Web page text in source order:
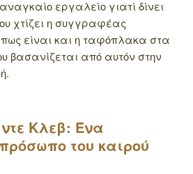
εργαλείο γιατί δίνει
χτίζει η συγγραφέας
είναι και η ταφόπλακα στα
βασανίζεται από αυτόν στην
Κλεβ: Ένα
του καιρού